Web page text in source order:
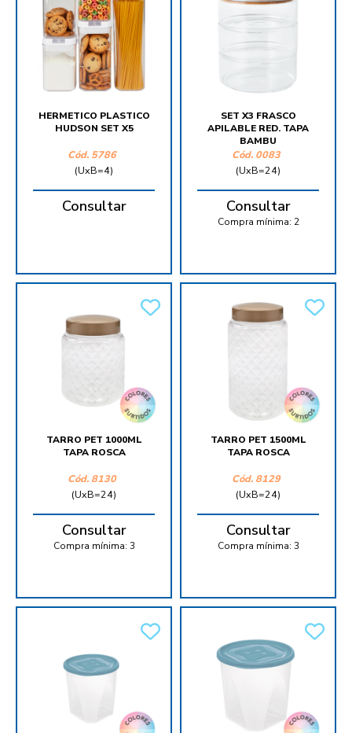
HERMETICO PLASTICO
HUDSON SET X5
Cód. 5786
(UxB=4)
Consultar
SET X3 FRASCO
APILABLE RED. TAPA
BAMBU
Cód. 0083
(UxB=24)
Consultar
Compra mínima: 2
TARRO PET 1000ML
TAPA ROSCA
Cód. 8130
(UxB=24)
Consultar
Compra mínima: 3
TARRO PET 1500ML
TAPA ROSCA
Cód. 8129
(UxB=24)
Consultar
Compra mínima: 3